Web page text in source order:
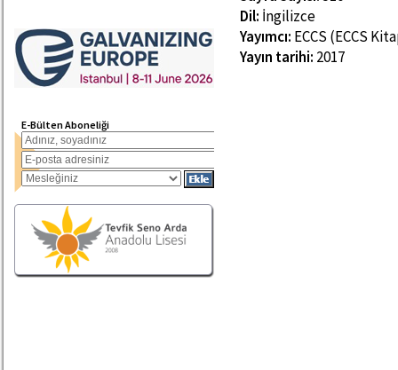
E-Bülten Aboneliği
Dil: İngilizce
Yayımcı: ECCS (ECCS
Yayın tarihi: 2017